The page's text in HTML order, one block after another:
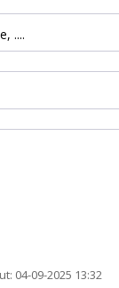
....
04-09-2025 13:32